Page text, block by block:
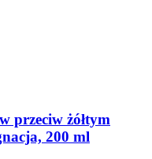
przeciw żółtym
200 ml